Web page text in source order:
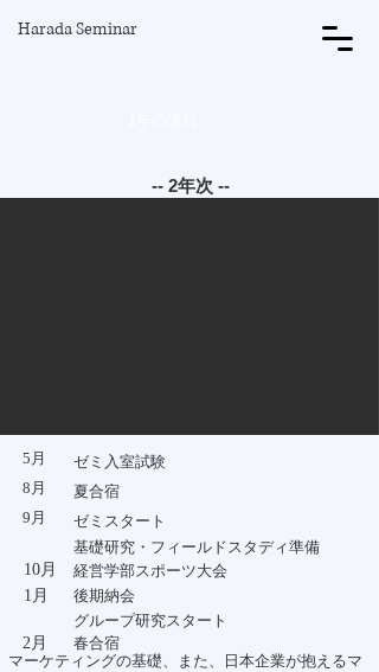
Harada Seminar
-- 2年次 --
5月
​8月
​9月
​ゼミ入室試験
​夏合宿
​ゼミスタート
基礎研究・フィールドスタディ準備
​10月
​1月
​経営学部スポーツ大会
​後期納会
​グループ研究スタート
​2月
​春合宿
マーケティングの基礎、また、日本企業が抱えるマ